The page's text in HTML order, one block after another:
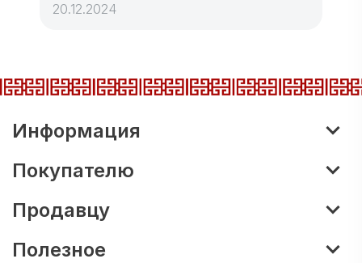
20.12.2024
Информация
Покупателю
Продавцу
Полезное